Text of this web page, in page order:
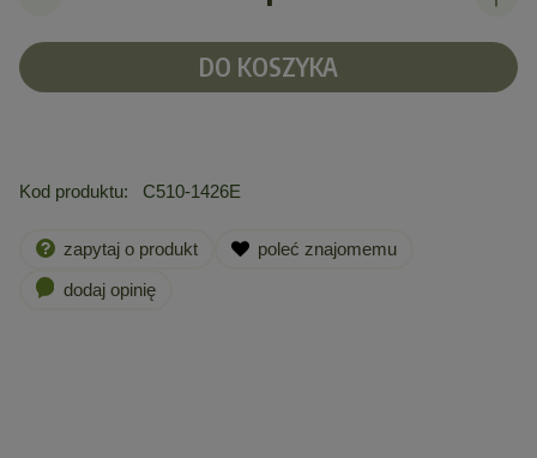
DO KOSZYKA
Kod produktu: C510-1426E
zapytaj o produkt
poleć znajomemu
dodaj opinię